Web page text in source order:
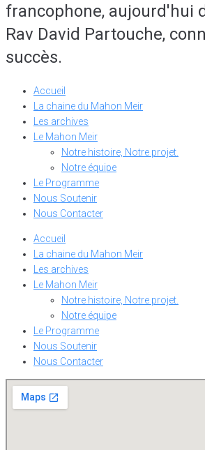
francophone, aujourd'hui
Rav David Partouche,
succès.
Accueil
La chaine du Mahon Meir
Les archives
Le Mahon Meir
Notre histoire, Notre projet.
Notre équipe
Le Programme
Nous Soutenir
Nous Contacter
Accueil
La chaine du Mahon Meir
Les archives
Le Mahon Meir
Notre histoire, Notre projet.
Notre équipe
Le Programme
Nous Soutenir
Nous Contacter